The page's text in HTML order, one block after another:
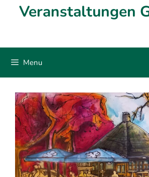
Veranstaltungen
Menu